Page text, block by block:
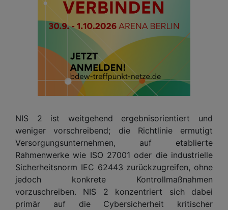
NIS 2 ist weitgehend ergebnisorientiert und
weniger vorschreibend; die Richtlinie ermutigt
Versorgungsunternehmen, auf etablierte
Rahmenwerke wie ISO 27001 oder die industrielle
Sicherheitsnorm IEC 62443 zurückzugreifen, ohne
jedoch konkrete Kontrollmaßnahmen
vorzuschreiben. NIS 2 konzentriert sich dabei
primär auf die Cybersicherheit kritischer